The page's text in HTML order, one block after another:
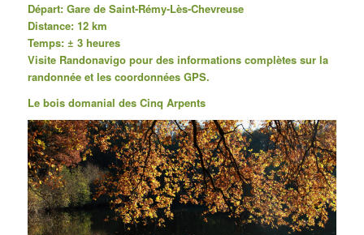
Départ: Gare de Saint-Rémy-Lès-Chevreuse
Distance: 12 km
Temps: ± 3 heures
Visite Randonavigopour des informations complètes sur la
randonnée et les coordonnées GPS.
Le bois domanial des Cinq Arpents